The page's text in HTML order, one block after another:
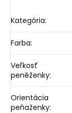
Kategória:
Farba:
Veľkosť
peněženky:
Orientácia
peňaženky: